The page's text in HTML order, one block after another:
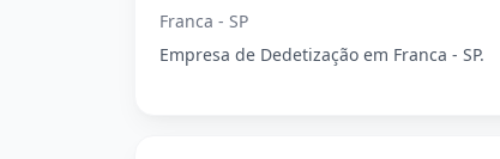
Franca - SP
Empresa de Dedetização em Franca - SP.